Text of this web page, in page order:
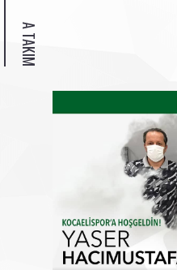
A TAKIM